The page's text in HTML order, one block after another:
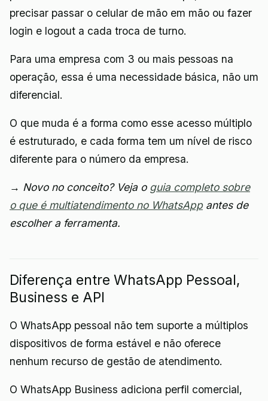
precisar passar o celular de mão em mão ou fazer
login e logout a cada troca de turno.
Para uma empresa com 3 ou mais pessoas na
operação, essa é uma necessidade básica, não um
diferencial.
O que muda é a forma como esse acesso múltiplo
é estruturado, e cada forma tem um nível de risco
diferente para o número da empresa.
→ Novo no conceito? Veja o guia completo sobre
o que é multiatendimento no WhatsAppantes de
escolher a ferramenta.
Diferença entre WhatsApp Pessoal,
Business e API
O WhatsApp pessoal não tem suporte a múltiplos
dispositivos de forma estável e não oferece
nenhum recurso de gestão de atendimento.
O WhatsApp Business adiciona perfil comercial,